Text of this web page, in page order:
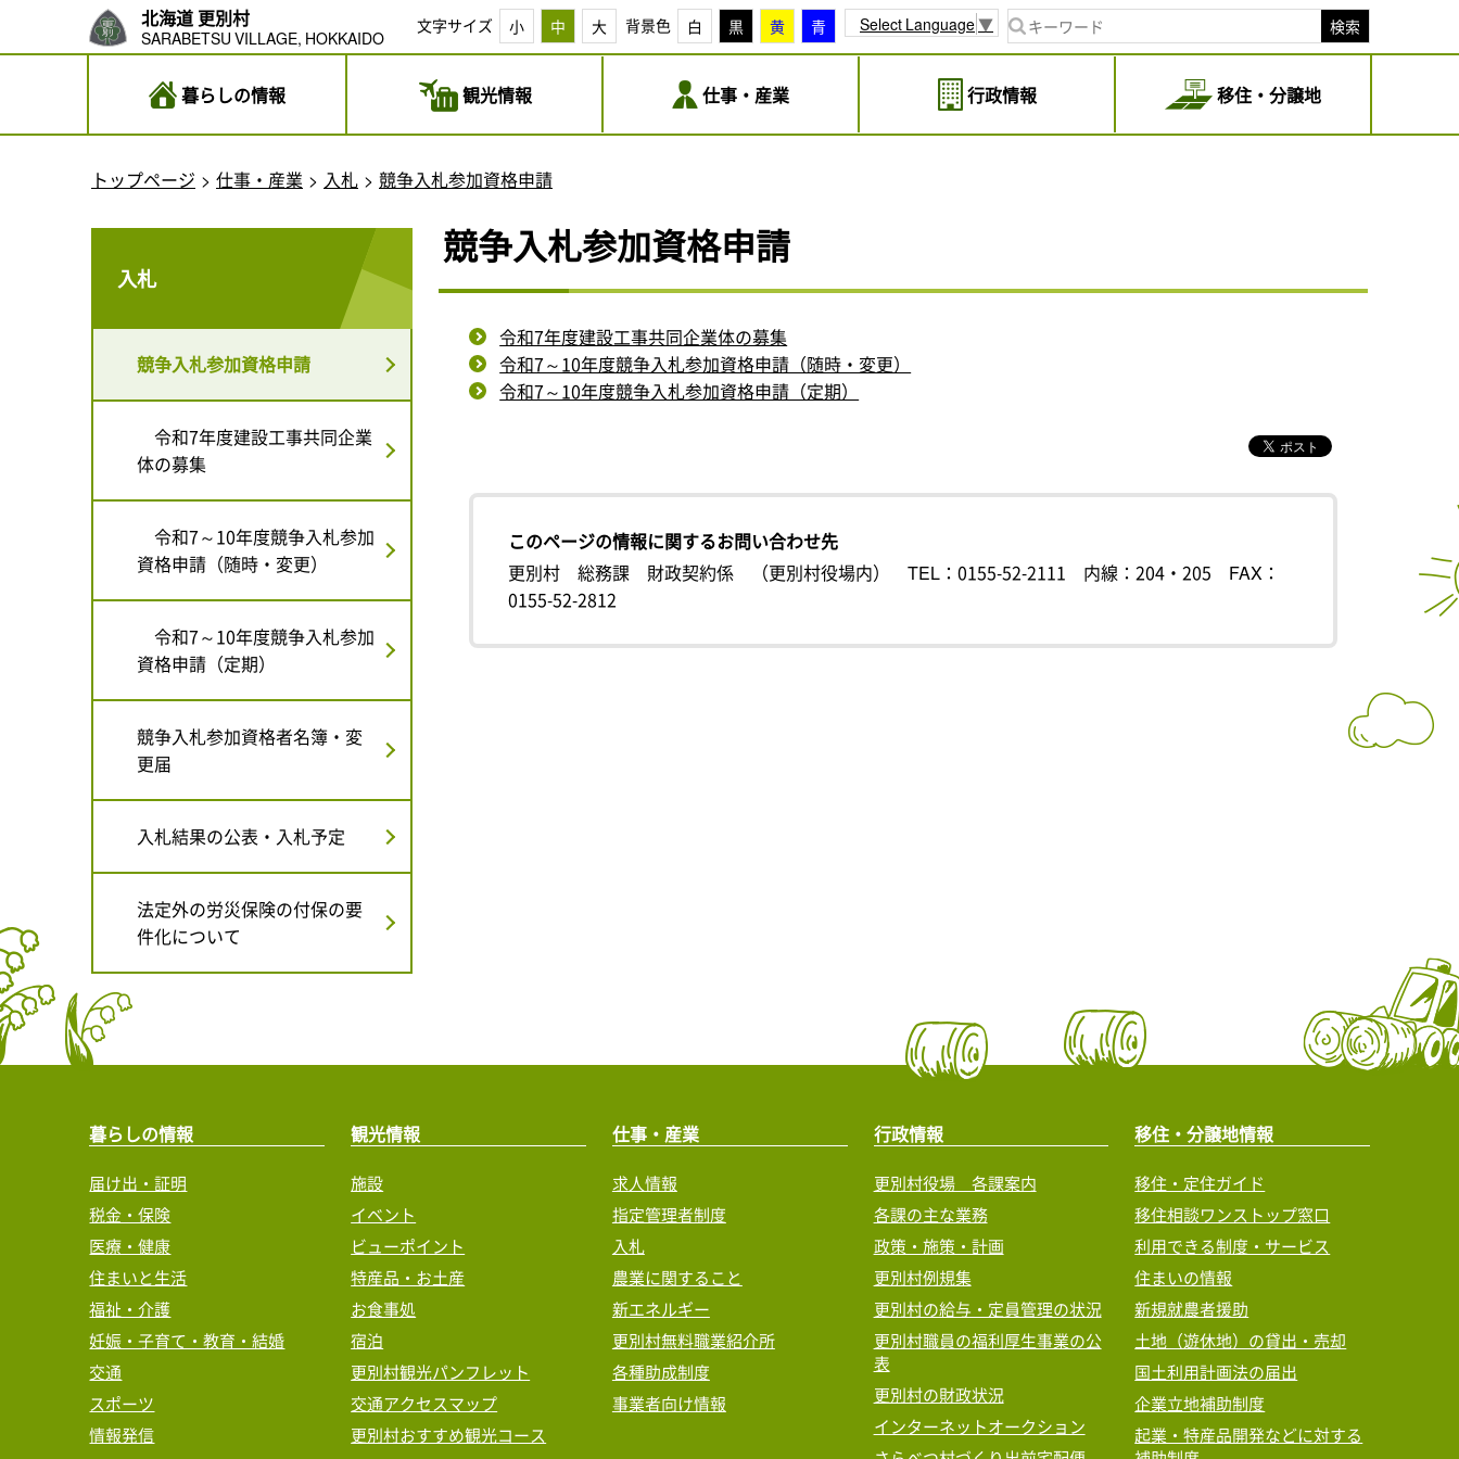
北海道 更別村
SARABETSU VILLAGE, HOKKAIDO
文字サイズ 小 中 大 背景色 白 黒 黄 青 Select Language▼ 検索
暮らしの情報 観光情報 仕事・産業 行政情報 移住・分譲地
トップページ 仕事・産業 入札 競争入札参加資格申請
競争入札参加資格申請
令和7年度建設工事共同企業体の募集
令和7～10年度競争入札参加資格申請（随時・変更）
令和7～10年度競争入札参加資格申請（定期）
このページの情報に関するお問い合わせ先
更別村 総務課 財政契約係 （更別村役場内）
TEL：0155-52-2111 内線：204・205
FAX：
0155-52-2812
入札
競争入札参加資格申請
令和7年度建設工事共同企業
体の募集
令和7～10年度競争入札参加
資格申請（随時・変更）
令和7～10年度競争入札参加
資格申請（定期）
競争入札参加資格者名簿・変
更届
入札結果の公表・入札予定
法定外の労災保険の付保の要
件化について
暮らしの情報
届け出・証明
税金・保険
医療・健康
住まいと生活
福祉・介護
妊娠・子育て・教育・結婚
交通
スポーツ
情報発信
観光情報
施設
イベント
ビューポイント
特産品・お土産
お食事処
宿泊
更別村観光パンフレット
交通アクセスマップ
更別村おすすめ観光コース
仕事・産業
求人情報
指定管理者制度
入札
農業に関すること
新エネルギー
更別村無料職業紹介所
各種助成制度
事業者向け情報
行政情報
更別村役場 各課案内
各課の主な業務
政策・施策・計画
更別村例規集
更別村の給与・定員管理の状況
更別村職員の福利厚生事業の公
表
更別村の財政状況
インターネットオークション
移住・分譲地情報
移住・定住ガイド
移住相談ワンストップ窓口
利用できる制度・サービス
住まいの情報
新規就農者援助
土地（遊休地）の貸出・売却
国土利用計画法の届出
企業立地補助制度
起業・特産品開発などに対する